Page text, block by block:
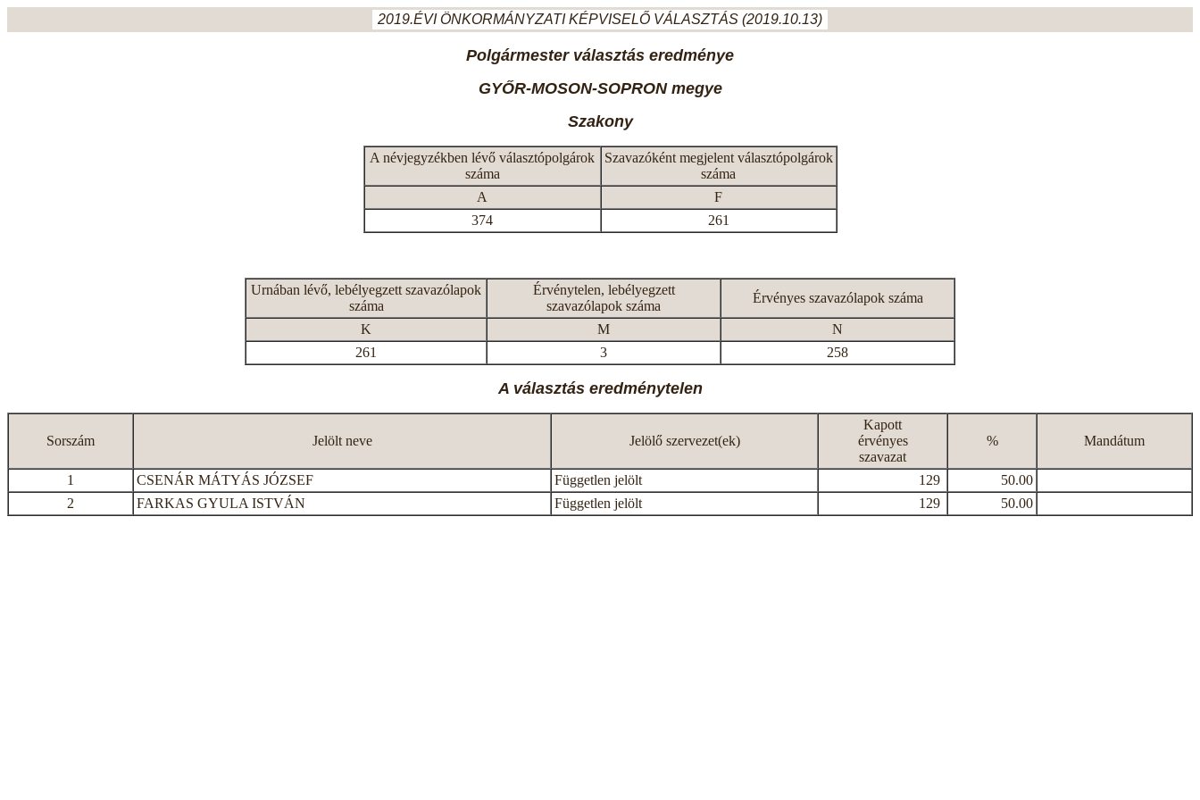
2019.ÉVI ÖNKORMÁNYZATI KÉPVISELŐ VÁLASZTÁS (2019.10.13)
Polgármester választás eredménye
GYŐR-MOSON-SOPRON megye
Szakony
A névjegyzékben lévő választópolgárok
száma
Szavazóként megjelent választópolgárok
száma
A
F
374
261
Urnában lévő, lebélyegzett szavazólapok
száma
Érvénytelen, lebélyegzett
szavazólapok száma
Érvényes szavazólapok száma
K M
N
261
3 258
A választás eredménytelen
Sorszám Jelölt neve Jelölő szervezet(ek)
Kapott
érvényes
szavazat
% Mandátum
1 CSENÁR MÁTYÁS JÓZSEF Független jelölt 129
50.00
2
FARKAS GYULA ISTVÁN Független jelölt 129 50.00